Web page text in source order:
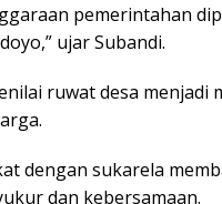
pemerintahan
ujar Subandi.
ruwat desa
dengan sukarela
dan kebersamaan.